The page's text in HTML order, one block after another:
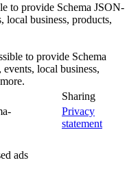
to provide Schema JSON-
business, products,
to provide Schema
local business,
Sharing
Privacy
statement
ads